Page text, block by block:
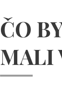
ČO
MALI